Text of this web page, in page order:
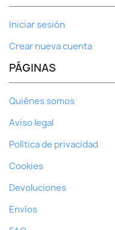
Iniciar sesión
Crear nueva cuenta
PÁGINAS
Quiénes somos
Aviso legal
Política de privacidad
Cookies
Devoluciones
Envíos